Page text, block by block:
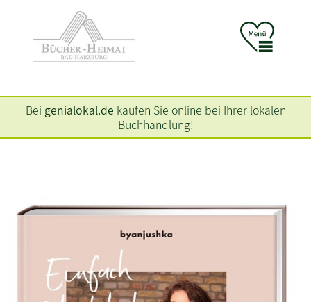
Bei genialokal.de kaufen Sie online bei Ihrer lokalen
Buchhandlung!